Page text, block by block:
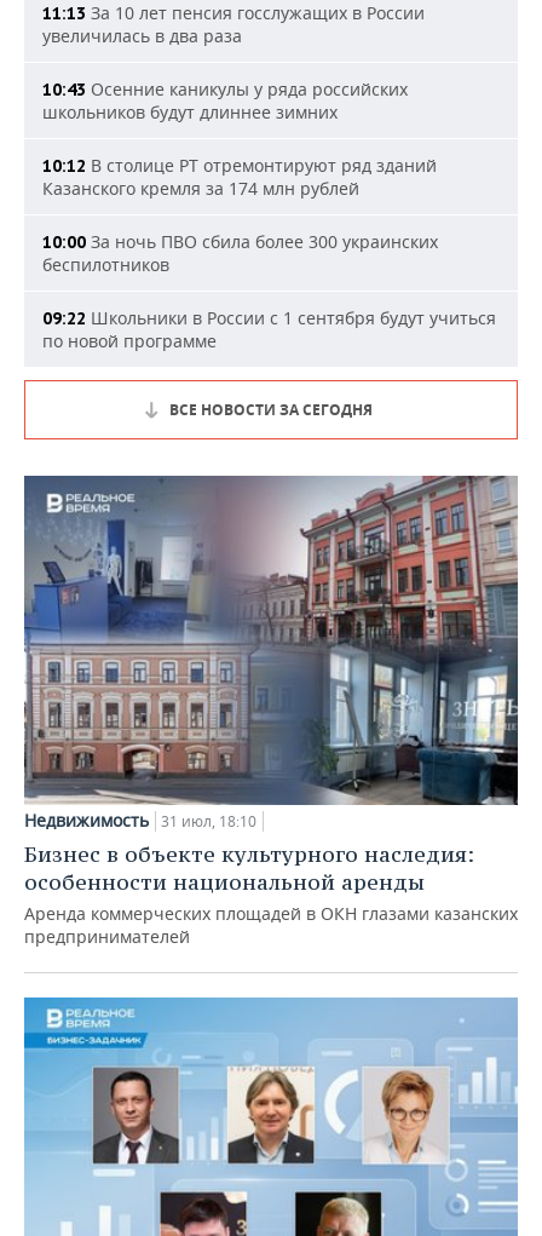
11:13 За 10 лет пенсия госслужащих в России
увеличилась в два раза
10:43 Осенние каникулы у ряда российских
школьников будут длиннее зимних
10:12 В столице РТ отремонтируют ряд зданий
Казанского кремля за 174 млн рублей
10:00 За ночь ПВО сбила более 300 украинских
беспилотников
09:22 Школьники в России с 1 сентября будут учиться
по новой программе
ВСЕ НОВОСТИ ЗА СЕГОДНЯ
Недвижимость 31 июл, 18:10
Бизнес в объекте культурного наследия:
особенности национальной аренды
Аренда коммерческих площадей в ОКН глазами казанских
предпринимателей